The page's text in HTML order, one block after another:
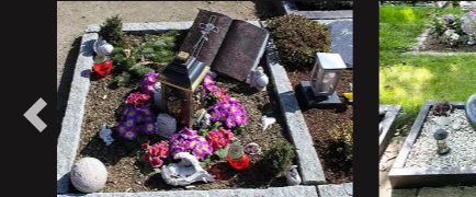
Vorheriges